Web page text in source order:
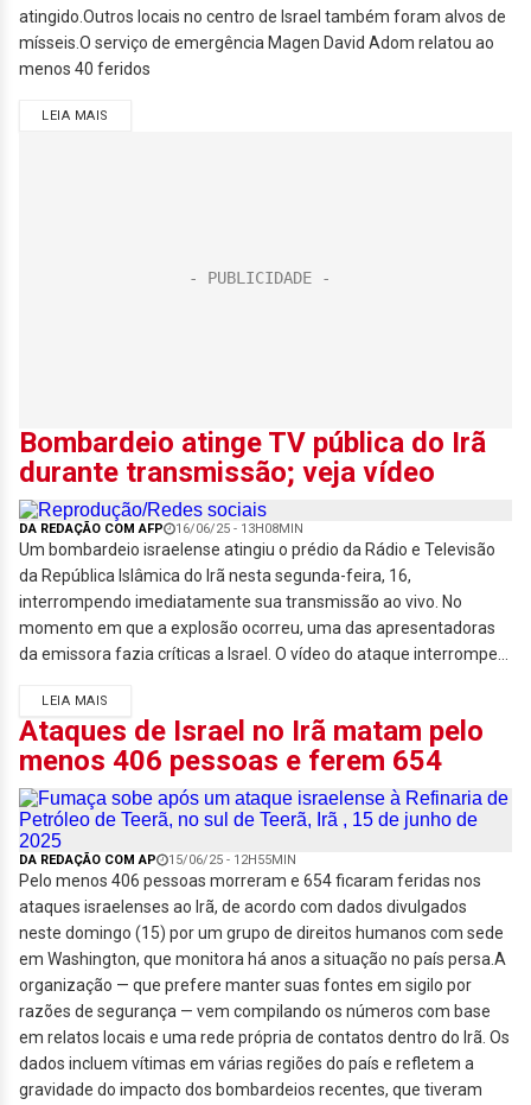
atingido.Outros locais no centro de Israel também foram alvos de
mísseis.O serviço de emergência Magen David Adom relatou ao
menos 40 feridos
LEIA MAIS
Bombardeio atinge TV pública do Irã
durante transmissão; veja vídeo
DA REDAÇÃO COM AFP 16/06/25 - 13H08MIN
Um bombardeio israelense atingiu o prédio da Rádio e Televisão
da República Islâmica do Irã nesta segunda-feira, 16,
interrompendo imediatamente sua transmissão ao vivo. No
momento em que a explosão ocorreu, uma das apresentadoras
da emissora fazia críticas a Israel. O vídeo do ataque interrompe...
LEIA MAIS
Ataques de Israel no Irã matam pelo
menos 406 pessoas e ferem 654
DA REDAÇÃO COM AP 15/06/25 - 12H55MIN
Pelo menos 406 pessoas morreram e 654 ficaram feridas nos
ataques israelenses ao Irã, de acordo com dados divulgados
neste domingo (15) por um grupo de direitos humanos com sede
em Washington, que monitora há anos a situação no país persa.A
organização — que prefere manter suas fontes em sigilo por
razões de segurança — vem compilando os números com base
em relatos locais e uma rede própria de contatos dentro do Irã. Os
dados incluem vítimas em várias regiões do país e refletem a
gravidade do impacto dos bombardeios recentes, que tiveram